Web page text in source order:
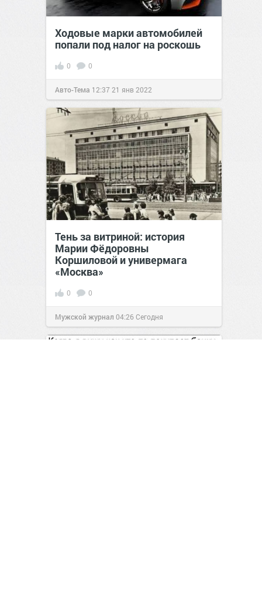
Ходовые марки автомобилей
попали под налог на роскошь
0 0
Авто-Тема 12:37 21 янв 2022
Тень за витриной: история
Марии Фёдоровны
Коршиловой и универмага
«Москва»
0 0
Мужской журнал 04:26Сегодня